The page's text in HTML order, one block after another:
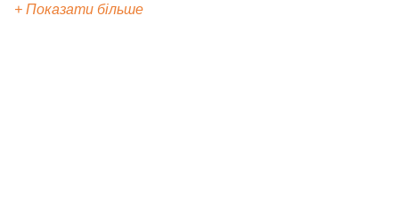
+ Показати більше